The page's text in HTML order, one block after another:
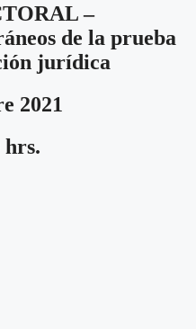
–
de la prueba
jurídica
2021
hrs.